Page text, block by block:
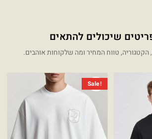
שיכולים להתאים
הקטגוריה, טווח המחיר ומה שלקוחות אוהבים.
טווח מחירים: ⁦₪249.00⁩ עד ⁦₪499.00⁩
Sale!